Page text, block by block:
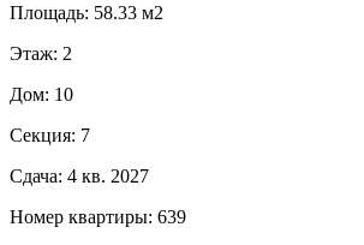
Площадь: 58.33 м2
Этаж: 2
Дом: 10
Секция: 7
Сдача: 4 кв. 2027
Номер квартиры: 639